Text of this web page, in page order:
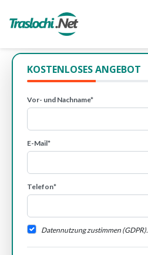
KOSTENLOSES ANGEBOT
Vor- und Nachname*
E-Mail*
Telefon*
Datennutzung zustimmen (GDPR).